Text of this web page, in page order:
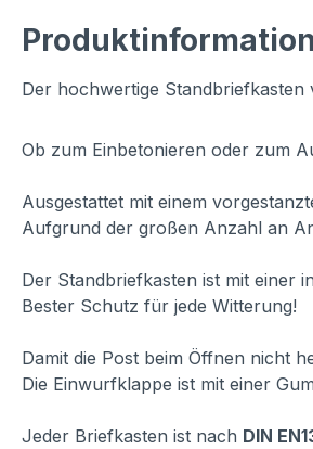
Der hochwertige
Ob zum Einbetonieren oder zum
Ausgestattet mit einem
Aufgrund der großen Anzahl an
Der Standbriefkasten ist mit einer
Bester Schutz für jede Witterung!
Damit die Post beim Öffnen nicht
Die Einwurfklappe ist mit einer
Jeder Briefkasten ist nach DIN